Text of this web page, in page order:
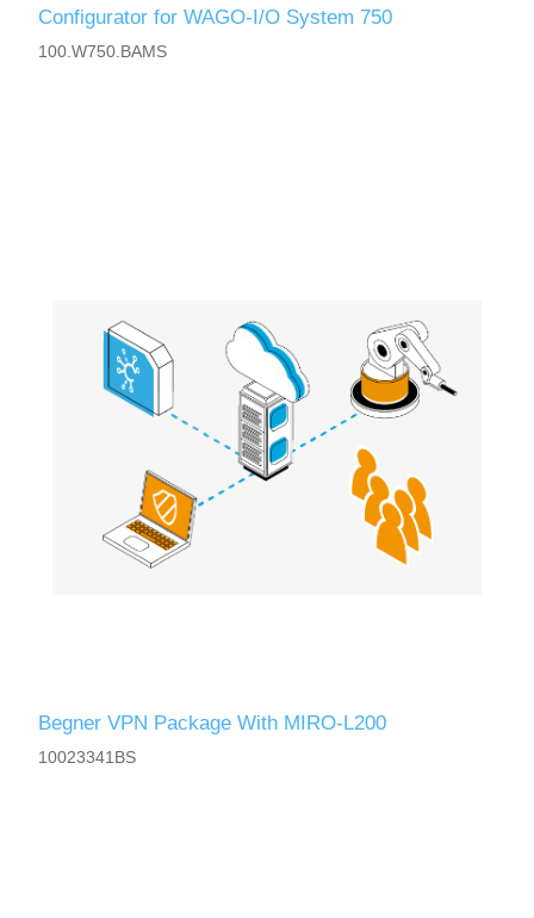
Configurator for WAGO-I/O System 750
100.W750.BAMS
Begner VPN Package With MIRO-L200
10023341BS